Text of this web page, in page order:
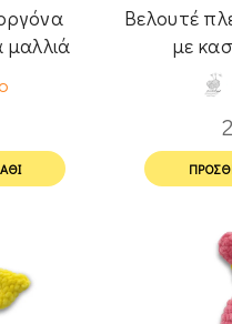
μαλλιά
Βελουτέ
με